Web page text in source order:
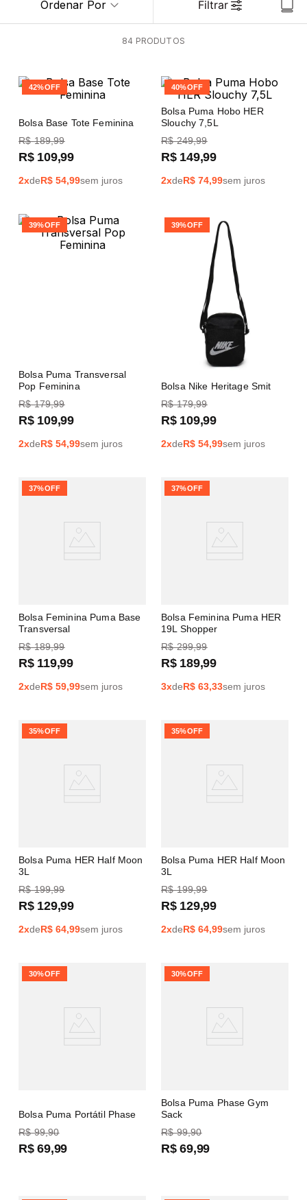
Ordenar Por Filtrar
84 PRODUTOS
Bolsa Base Tote Feminina
42%OFF
R$ 189,99
R$ 109,99
2xdeR$ 54,99sem juros
Bolsa Puma Hobo HER
Slouchy 7,5L
40%OFF
R$ 249,99
R$ 149,99
2xdeR$ 74,99sem juros
Bolsa Puma Transversal
Pop Feminina
39%OFF
R$ 179,99
R$ 109,99
2xdeR$ 54,99sem juros
Bolsa Nike Heritage Smit
39%OFF
R$ 179,99
R$ 109,99
2xdeR$ 54,99sem juros
Bolsa Feminina Puma Base
Transversal
37%OFF
R$ 189,99
R$ 119,99
2xdeR$ 59,99sem juros
Bolsa Feminina Puma HER
19L Shopper
37%OFF
R$ 299,99
R$ 189,99
3xdeR$ 63,33sem juros
Bolsa Puma HER Half Moon
3L
35%OFF
R$ 199,99
R$ 129,99
2xdeR$ 64,99sem juros
Bolsa Puma HER Half Moon
3L
35%OFF
R$ 199,99
R$ 129,99
2xdeR$ 64,99sem juros
Bolsa Puma Portátil Phase
30%OFF
R$ 99,90
R$ 69,99
Bolsa Puma Phase Gym
Sack
30%OFF
R$ 99,90
R$ 69,99